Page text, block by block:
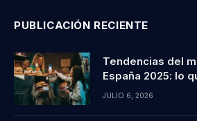
PUBLICACIÓN RECIENTE
Tendencias del
España 2025: lo
JULIO 6, 2026